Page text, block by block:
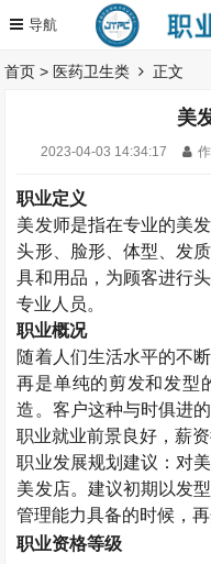
首页 > 医药卫生类 正文
美
2023-04-03 14:34:17
职业定义
美发师是指在专业的美
头形、脸形、体型、发
具和用品，为顾客进行
专业人员。
职业概况
随着人们生活水平的不
再是单纯的剪发和发型
造。客户这种与时俱进
职业就业前景良好，薪
职业发展规划建议：对
美发店。建议初期以发
管理能力具备的时候，
职业资格等级